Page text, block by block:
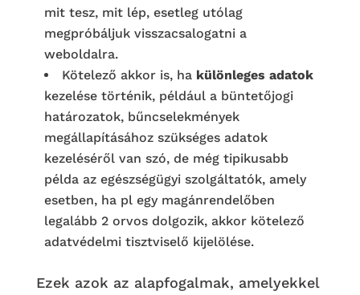
mit tesz, mit lép, esetleg utólag
megpróbáljuk visszacsalogatni a
weboldalra.
Kötelező akkor is, ha különleges adatok
kezelése történik, például a büntetőjogi
határozatok, bűncselekmények
megállapításához szükséges adatok
kezeléséről van szó, de még tipikusabb
példa az egészségügyi szolgáltatók, amely
esetben, ha pl egy magánrendelőben
legalább 2 orvos dolgozik, akkor kötelező
adatvédelmi tisztviselő kijelölése.
Ezek azok az alapfogalmak, amelyekkel